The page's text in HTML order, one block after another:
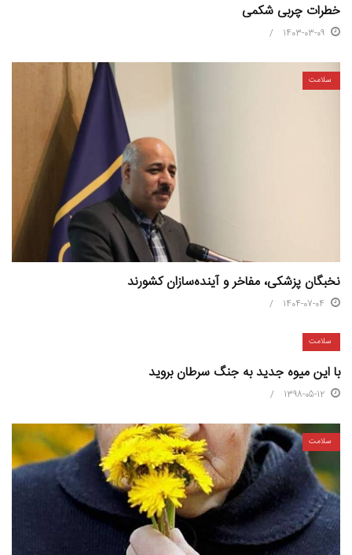
خطرات چربی شکمی
1403-03-09
سلامت
نخبگان پزشکی، مفاخر و آینده‌سازان کشورند
1404-07-04
سلامت
با این میوه جدید به جنگ سرطان بروید
1398-05-12
سلامت